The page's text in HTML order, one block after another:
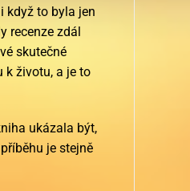
když to byla jen
recenze zdál
skutečné
k životu, a je to
ukázala být,
je stejně